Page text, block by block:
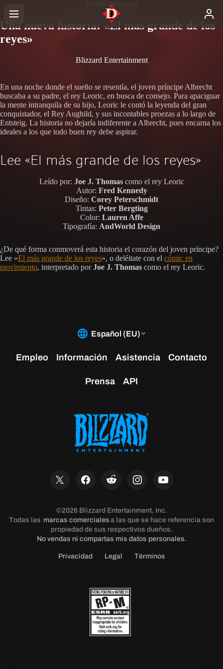
Diablo Immortal
Una nueva historia: «El más grande de los
reyes»
Blizzard Entertainment
En una noche donde el sueño se resentía, el joven príncipe Albrecht
buscaba a su padre, el rey Leoric, en busca de consejo. Para apaciguar
la mente intranquila de su hijo, Leoric le contó la leyenda del gran
conquistador, el Rey Aughild, y sus incontables proezas a lo largo de
Entsteig. La historia no dejaría indiferente a Albrecht, pues encarna los
ideales a los que todo buen rey debe aspirar.
Lee «El más grande de los reyes»
Leído por: Joe J. Thomascomo el rey Leoric
Autor: Fred Kennedy
Diseño: Corey Peterschmidt
Tintas: Peter Bergting
Color: Lauren Affe
Tipografía: AndWorld Design
¿De qué forma conmoverá esta historia el corazón del joven príncipe?
Lee «El más grande de los reyes», o deléitate con el cómic en
movimiento, interpretado porJoe J. Thomas como el rey Leoric.